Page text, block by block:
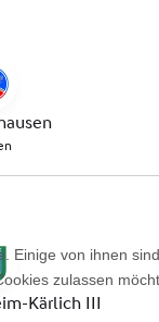
Einige von ihnen
zulassen